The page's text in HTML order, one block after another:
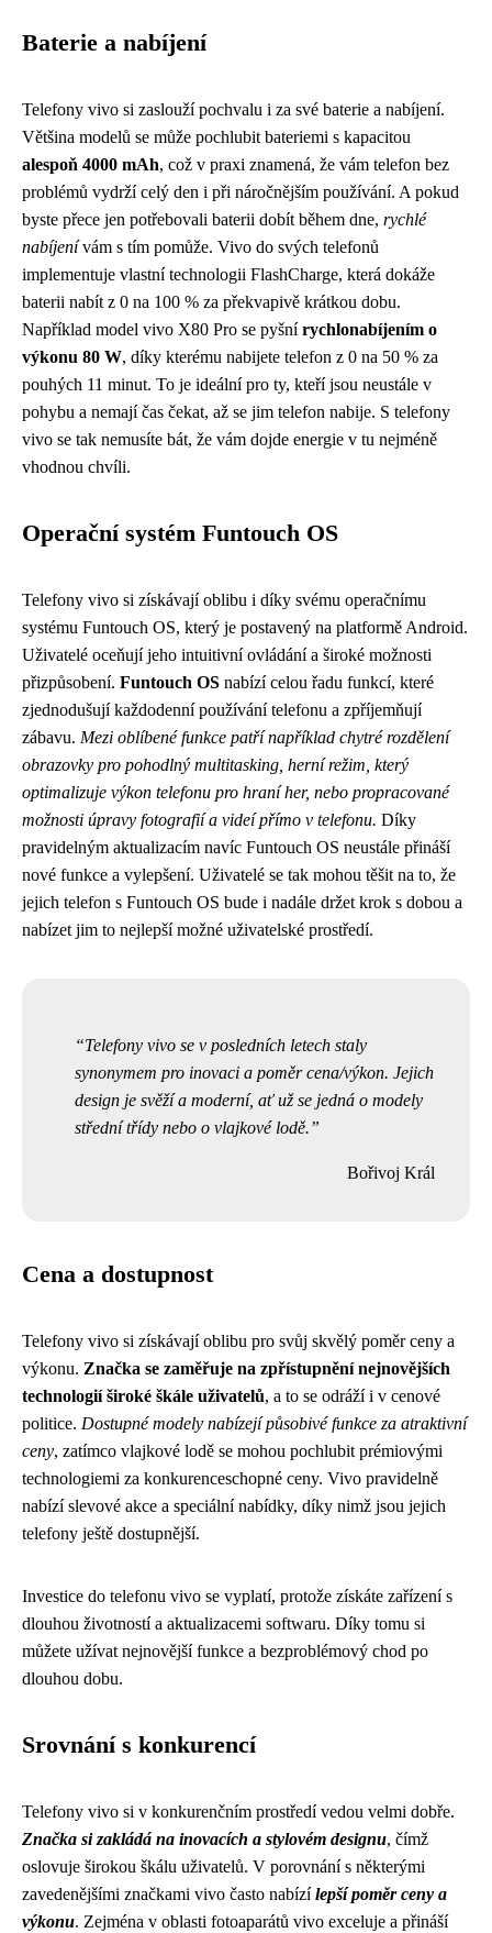
Baterie a nabíjení
Telefony vivo si zaslouží pochvalu i za své baterie a nabíjení.
Většina modelů se může pochlubit bateriemi s kapacitou
alespoň 4000 mAh, což v praxi znamená, že vám telefon bez
problémů vydrží celý den i při náročnějším používání. A pokud
byste přece jen potřebovali baterii dobít během dne, rychlé
nabíjenívám s tím pomůže. Vivo do svých telefonů
implementuje vlastní technologii FlashCharge, která dokáže
baterii nabít z 0 na 100 % za překvapivě krátkou dobu.
Například model vivo X80 Pro se pyšnírychlonabíjením o
výkonu 80 W, díky kterému nabijete telefon z 0 na 50 % za
pouhých 11 minut. To je ideální pro ty, kteří jsou neustále v
pohybu a nemají čas čekat, až se jim telefon nabije. S telefony
vivo se tak nemusíte bát, že vám dojde energie v tu nejméně
vhodnou chvíli.
Operační systém Funtouch OS
Telefony vivo si získávají oblibu i díky svému operačnímu
systému Funtouch OS, který je postavený na platformě Android.
Uživatelé oceňují jeho intuitivní ovládání a široké možnosti
přizpůsobení. Funtouch OS nabízí celou řadu funkcí, které
zjednodušují každodenní používání telefonu a zpříjemňují
zábavu. Mezi oblíbené funkce patří například chytré rozdělení
obrazovky pro pohodlný multitasking, herní režim, který
optimalizuje výkon telefonu pro hraní her, nebo propracované
možnosti úpravy fotografií a videí přímo v telefonu. Díky
pravidelným aktualizacím navíc Funtouch OS neustále přináší
nové funkce a vylepšení. Uživatelé se tak mohou těšit na to, že
jejich telefon s Funtouch OS bude i nadále držet krok s dobou a
nabízet jim to nejlepší možné uživatelské prostředí.
Telefony vivo se v posledních letech staly
synonymem pro inovaci a poměr cena/výkon. Jejich
design je svěží a moderní, ať už se jedná o modely
střední třídy nebo o vlajkové lodě.
Bořivoj Král
Cena a dostupnost
Telefony vivo si získávají oblibu pro svůj skvělý poměr ceny a
výkonu. Značka se zaměřuje na zpřístupnění nejnovějších
technologií široké škále uživatelů, a to se odráží i v cenové
politice. Dostupné modely nabízejí působivé funkce za atraktivní
ceny, zatímco vlajkové lodě se mohou pochlubit prémiovými
technologiemi za konkurenceschopné ceny. Vivo pravidelně
nabízí slevové akce a speciální nabídky, díky nimž jsou jejich
telefony ještě dostupnější.
Investice do telefonu vivo se vyplatí, protože získáte zařízení s
dlouhou životností a aktualizacemi softwaru. Díky tomu si
můžete užívat nejnovější funkce a bezproblémový chod po
dlouhou dobu.
Srovnání s konkurencí
Telefony vivo si v konkurenčním prostředí vedou velmi dobře.
Značka si zakládá na inovacích a stylovém designu, čímž
oslovuje širokou škálu uživatelů. V porovnání s některými
zavedenějšími značkami vivo často nabízílepší poměr ceny a
výkonu. Zejména v oblasti fotoaparátů vivo exceluje a přináší